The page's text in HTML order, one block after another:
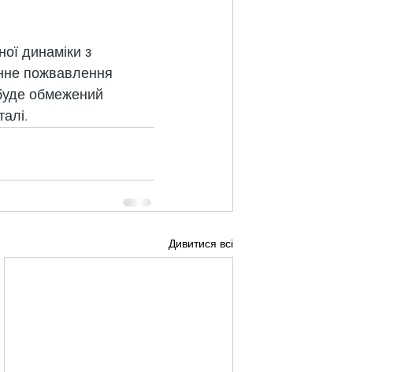
динаміки з
пожвавлення
обмежений
Дивитися всі